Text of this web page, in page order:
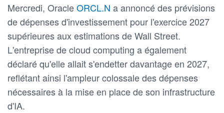
Mercredi, OracleORCL.N a annoncé des prévisions
de dépenses d'investissement pour l'exercice 2027
supérieures aux estimations de Wall Street.
L'entreprise de cloud computing a également
déclaré qu'elle allait s'endetter davantage en 2027,
reflétant ainsi l'ampleur colossale des dépenses
nécessaires à la mise en place de son infrastructure
d'IA.